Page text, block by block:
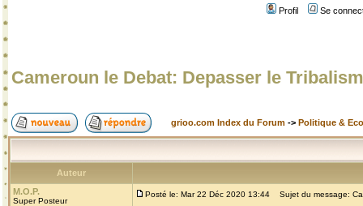
Profil
Se
Cameroun le Debat: Depasser le
grioo.com Index du Forum -> Politique &
Auteur
M.O.P.
Super Posteur
Posté le: Mar 22 Déc 2020 13:44 Sujet du message: